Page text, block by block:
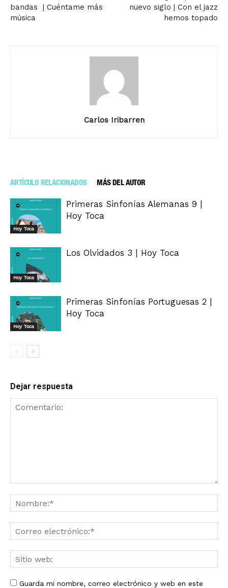
bandas | Cuéntame más
música
nuevo siglo | Con el jazz
hemos topado
Carlos Iribarren
ARTÍCULO RELACIONADOS MÁS DEL AUTOR
Hoy Toca
Primeras Sinfonías Alemanas 9 |
Hoy Toca
Hoy Toca
Los Olvidados 3 | Hoy Toca
Hoy Toca
Primeras Sinfonías Portuguesas 2 |
Hoy Toca
Dejar respuesta
Guarda mi nombre, correo electrónico y web en este